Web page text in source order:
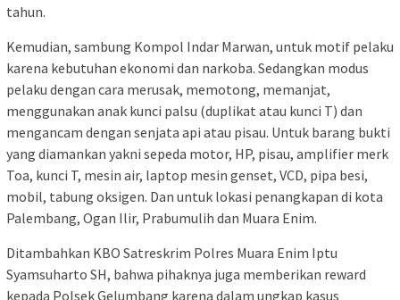
tahun.
Kemudian, sambung Kompol Indar Marwan, untuk motif pelaku
karena kebutuhan ekonomi dan narkoba. Sedangkan modus
pelaku dengan cara merusak, memotong, memanjat,
menggunakan anak kunci palsu (duplikat atau kunci T) dan
mengancam dengan senjata api atau pisau. Untuk barang bukti
yang diamankan yakni sepeda motor, HP, pisau, amplifier merk
Toa, kunci T, mesin air, laptop mesin genset, VCD, pipa besi,
mobil, tabung oksigen. Dan untuk lokasi penangkapan di kota
Palembang, Ogan Ilir, Prabumulih dan Muara Enim.
Ditambahkan KBO Satreskrim Polres Muara Enim Iptu
Syamsuharto SH, bahwa pihaknya juga memberikan reward
kepada Polsek Gelumbang karena dalam ungkap kasus